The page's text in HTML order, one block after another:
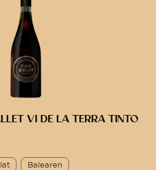
VI DE LA TERRA TINTO
Balearen